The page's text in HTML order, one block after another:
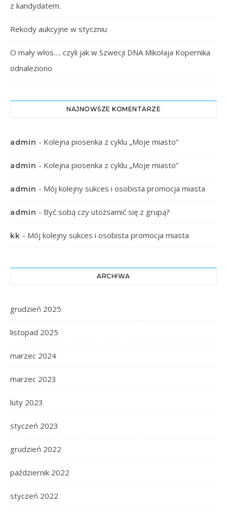
z kandydatem.
Rekody aukcyjne w styczniu
O mały włos…. czyli jak w Szwecji DNA Mikołaja Kopernika
odnaleziono
NAJNOWSZE KOMENTARZE
admin - Kolejna piosenka z cyklu „Moje miasto”
admin - Kolejna piosenka z cyklu „Moje miasto”
admin - Mój kolejny sukces i osobista promocja miasta
admin - Być sobą czy utożsamić się z grupą?
kk - Mój kolejny sukces i osobista promocja miasta
ARCHIWA
grudzień 2025
listopad 2025
marzec 2024
marzec 2023
luty 2023
styczeń 2023
grudzień 2022
październik 2022
styczeń 2022